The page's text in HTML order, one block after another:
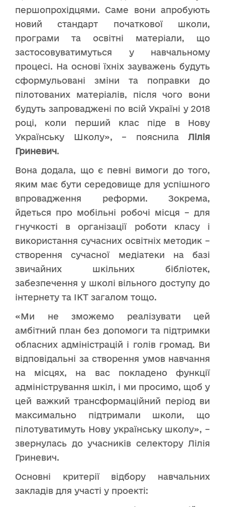
першопрохідцями. Саме вони апробують
новий стандарт початкової школи,
програми та освітні матеріали, що
застосовуватимуться у навчальному
процесі. На основі їхніх зауважень будуть
сформульовані зміни та поправки до
пілотованих матеріалів, після чого вони
будуть запроваджені по всій Україні у 2018
році, коли перший клас піде в Нову
Українську Школу», – пояснила Лілія
Гриневич.
Вона додала, що є певні вимоги до того,
яким має бути середовище для успішного
впровадження реформи. Зокрема,
йдеться про мобільні робочі місця – для
гнучкості в організації роботи класу і
використання сучасних освітніх методик –
створення сучасної медіатеки на базі
звичайних шкільних бібліотек,
забезпечення у школі вільного доступу до
інтернету та ІКТ загалом тощо.
«Ми не зможемо реалізувати цей
амбітний план без допомоги та підтримки
обласних адміністрацій і голів громад. Ви
відповідальні за створення умов навчання
на місцях, на вас покладено функції
адміністрування шкіл, і ми просимо, щоб у
цей важкий трансформаційний період ви
максимально підтримали школи, що
пілотуватимуть Нову українську школу», –
звернулась до учасників селектору Лілія
Гриневич.
Основні критерії відбору навчальних
закладів для участі у проекті: